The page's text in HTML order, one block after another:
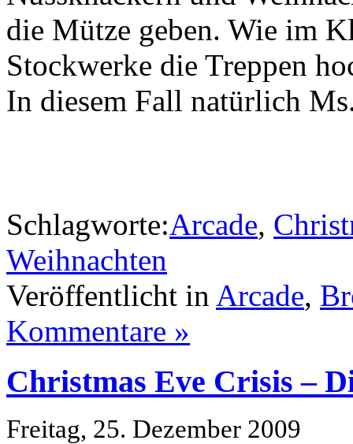
die Mütze geben. Wie im
Stockwerke die Treppen
In diesem Fall natürlich
Schlagworte:Arcade,
Weihnachten
Veröffentlicht in Arcade,
Kommentare »
Christmas Eve Crisis –
Freitag, 25. Dezember 2009